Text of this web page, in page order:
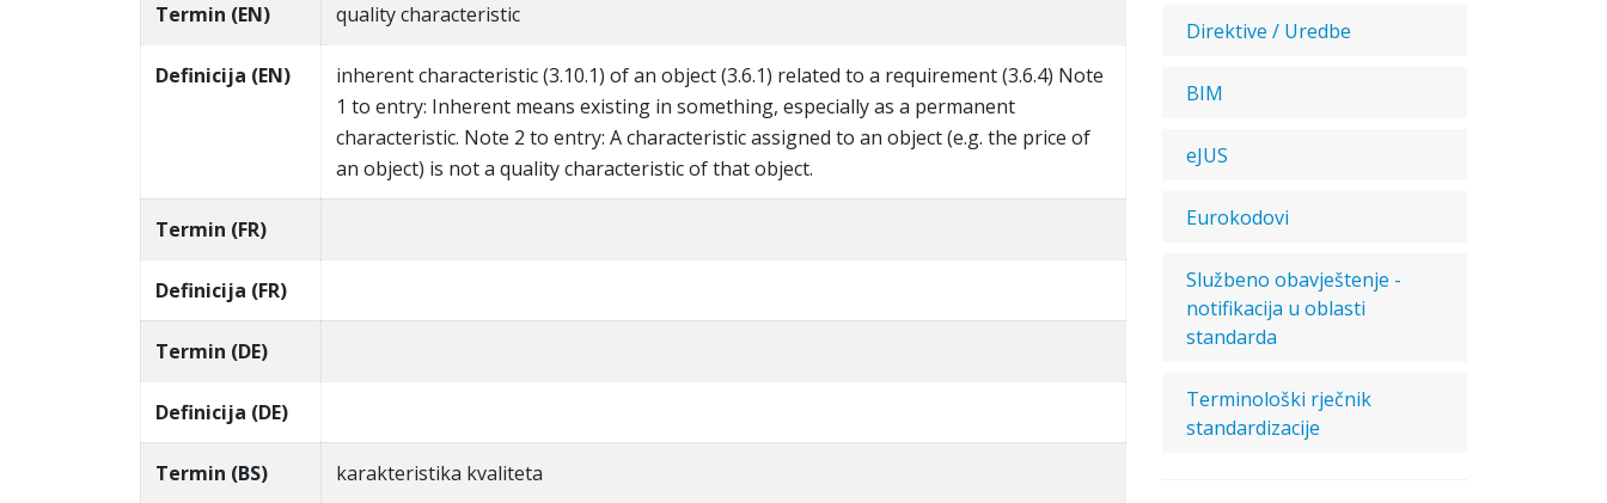
Termin (EN) quality characteristic
Definicija (EN)
inherent characteristic (3.10.1) of an object (3.6.1) related to a requirement (3.6.4) Note
1 to entry: Inherent means existing in something, especially as a permanent
characteristic. Note 2 to entry: A characteristic assigned to an object (e.g. the price of
an object) is not a quality characteristic of that object.
Termin (FR)
Definicija (FR)
Termin (DE)
Definicija (DE)
Termin (BS) karakteristika kvaliteta
Direktive / Uredbe
BIM
eJUS
Eurokodovi
Službeno obavještenje -
notifikacija u oblasti
standarda
Terminološki rječnik
standardizacije